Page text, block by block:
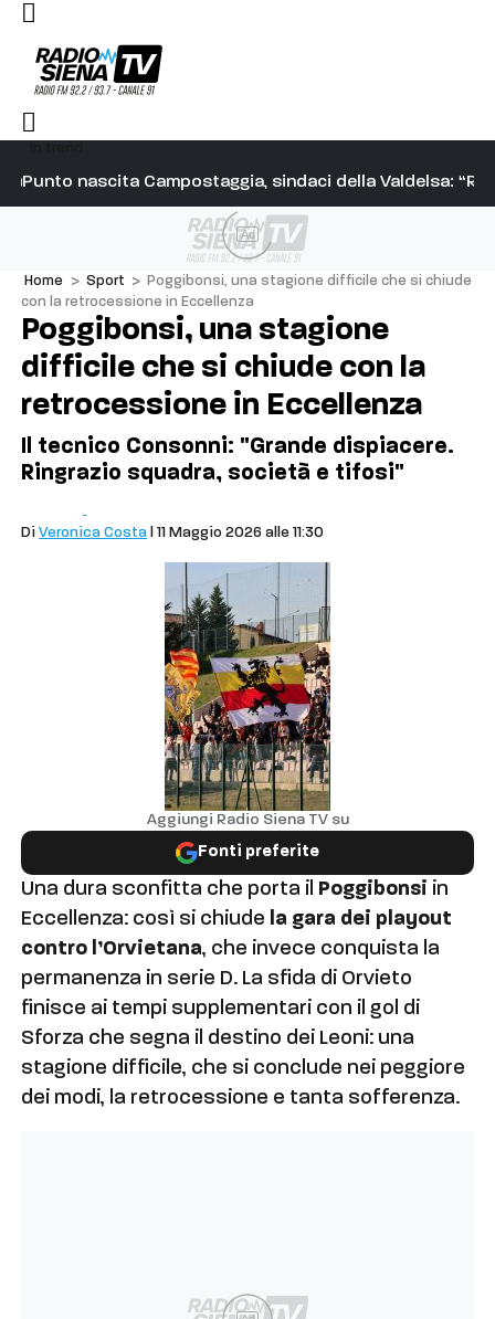
Punto nascita Campostaggia, sindaci della Valdelsa:
alla mossa ci sono, questo si chiama Palio”
Ad
Home > Sport >
Poggibonsi, una stagione difficile che si chiude
con la retrocessione in Eccellenza
Poggibonsi, una stagione
difficile che si chiude con la
retrocessione in Eccellenza
Il tecnico Consonni: "Grande dispiacere.
Ringrazio squadra, società e tifosi"
DiVeronica Costa | 11 Maggio 2026 alle 11:30
Aggiungi Radio Siena TV su
Fonti preferite
Una dura sconfitta che porta il Poggibonsi in
Eccellenza: così si chiude la gara dei playout
contro l’Orvietana, che invece conquista la
permanenza in serie D. La sfida di Orvieto
finisce ai tempi supplementari con il gol di
Sforza che segna il destino dei Leoni: una
stagione difficile, che si conclude nei peggiore
dei modi, la retrocessione e tanta sofferenza.